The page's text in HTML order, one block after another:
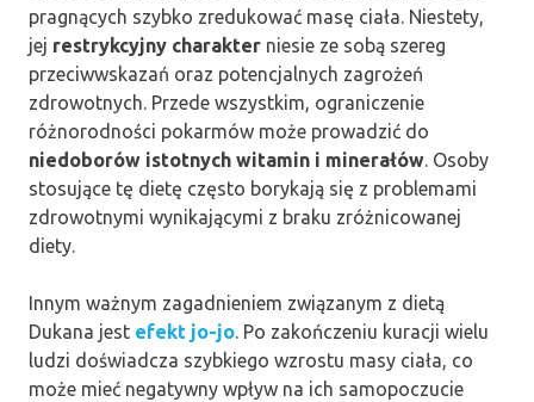
pragnących szybko zredukować masę ciała. Niestety,
jej restrykcyjny charakter niesie ze sobą szereg
przeciwwskazań oraz potencjalnych zagrożeń
zdrowotnych. Przede wszystkim, ograniczenie
różnorodności pokarmów może prowadzić do
niedoborów istotnych witamin i minerałów. Osoby
stosujące tę dietę często borykają się z problemami
zdrowotnymi wynikającymi z braku zróżnicowanej
diety.
Innym ważnym zagadnieniem związanym z dietą
Dukana jest efekt jo-jo. Po zakończeniu kuracji wielu
ludzi doświadcza szybkiego wzrostu masy ciała, co
może mieć negatywny wpływ na ich samopoczucie